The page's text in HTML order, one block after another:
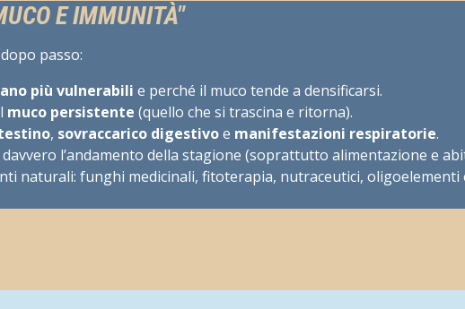
E IMMUNITÀ"
passo:
più vulnerabili e perché il muco tende a densificarsi.
muco persistente (quello che si trascina e ritorna).
, sovraccarico digestivoe manifestazioni respiratorie.
l’andamento della stagione (soprattutto alimentazione e
naturali: funghi medicinali, fitoterapia, nutraceutici,